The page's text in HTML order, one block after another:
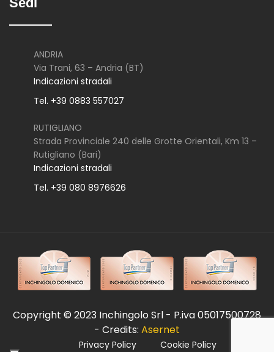
ANDRIA
Via Trani, 63 – Andria (BT)
Indicazioni stradali
Tel. +39 0883 557027
RUTIGLIANO
Strada Provinciale 240 delle Grotte Orientali, Km 13 –
Rutigliano (Bari)
Indicazioni stradali
Tel. +39 080 8976626
Copyright © 2023 Inchingolo Srl - P.iva 05017500728
- Credits: Asernet
Privacy Policy Cookie Policy